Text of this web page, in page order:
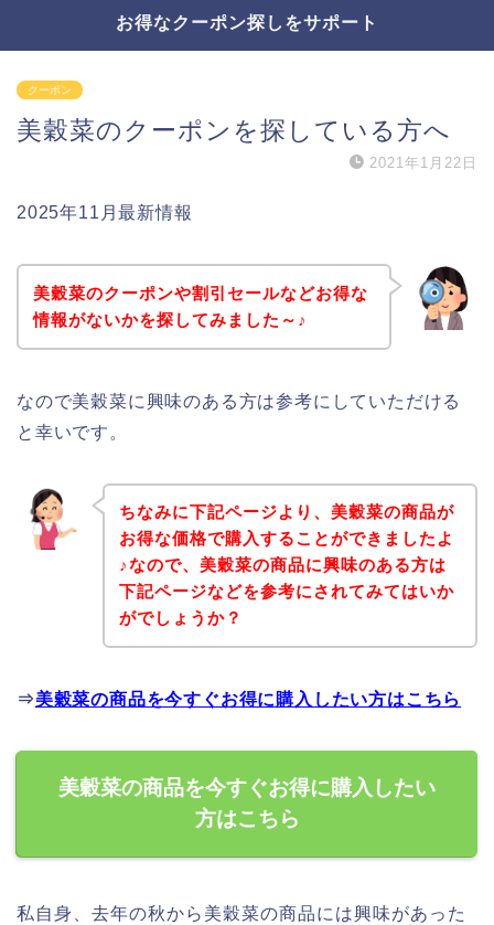
お得なクーポン探しをサポート
クーポン
美穀菜のクーポンを探している方へ
2021年1月22日
2025年11月最新情報
美穀菜のクーポンや割引セールなどお得な
情報がないかを探してみました～♪
なので美穀菜に興味のある方は参考にしていただける
と幸いです。
ちなみに下記ページより、美穀菜の商品が
お得な価格で購入することができましたよ
♪なので、美穀菜の商品に興味のある方は
下記ページなどを参考にされてみてはいか
がでしょうか？
⇒美穀菜の商品を今すぐお得に購入したい方はこちら
美穀菜の商品を今すぐお得に購入したい
方はこちら
私自身、去年の秋から美穀菜の商品には興味があった